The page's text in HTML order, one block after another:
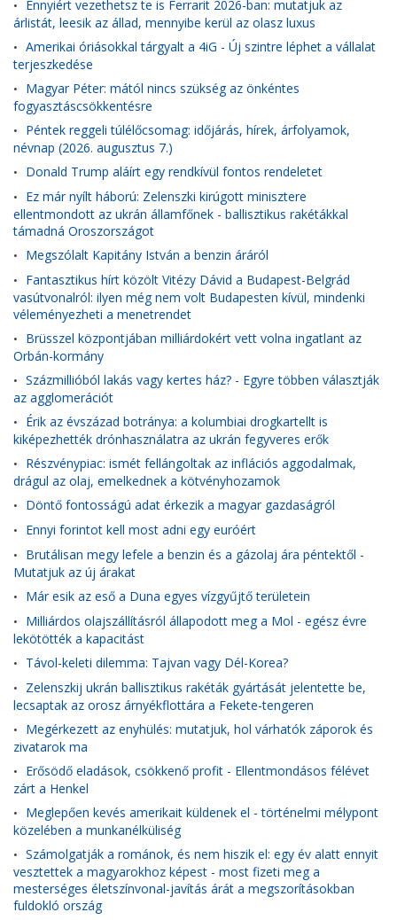
• Ennyiért vezethetsz te is Ferrarit 2026-ban: mutatjuk az
árlistát, leesik az állad, mennyibe kerül az olasz luxus
• Amerikai óriásokkal tárgyalt a 4iG - Új szintre léphet a vállalat
terjeszkedése
• Magyar Péter: mától nincs szükség az önkéntes
fogyasztáscsökkentésre
• Péntek reggeli túlélőcsomag: időjárás, hírek, árfolyamok,
névnap (2026. augusztus 7.)
• Donald Trump aláírt egy rendkívül fontos rendeletet
• Ez már nyílt háború: Zelenszki kirúgott minisztere
ellentmondott az ukrán államfőnek - ballisztikus rakétákkal
támadná Oroszországot
• Megszólalt Kapitány István a benzin áráról
• Fantasztikus hírt közölt Vitézy Dávid a Budapest-Belgrád
vasútvonalról: ilyen még nem volt Budapesten kívül, mindenki
véleményezheti a menetrendet
• Brüsszel központjában milliárdokért vett volna ingatlant az
Orbán-kormány
• Százmillióból lakás vagy kertes ház? - Egyre többen választják
az agglomerációt
• Érik az évszázad botránya: a kolumbiai drogkartellt is
kiképezhették drónhasználatra az ukrán fegyveres erők
• Részvénypiac: ismét fellángoltak az inflációs aggodalmak,
drágul az olaj, emelkednek a kötvényhozamok
• Döntő fontosságú adat érkezik a magyar gazdaságról
• Ennyi forintot kell most adni egy euróért
• Brutálisan megy lefele a benzin és a gázolaj ára péntektől -
Mutatjuk az új árakat
• Már esik az eső a Duna egyes vízgyűjtő területein
• Milliárdos olajszállításról állapodott meg a Mol - egész évre
lekötötték a kapacitást
• Távol-keleti dilemma: Tajvan vagy Dél-Korea?
• Zelenszkij ukrán ballisztikus rakéták gyártását jelentette be,
lecsaptak az orosz árnyékflottára a Fekete-tengeren
• Megérkezett az enyhülés: mutatjuk, hol várhatók záporok és
zivatarok ma
• Erősödő eladások, csökkenő profit - Ellentmondásos félévet
zárt a Henkel
• Meglepően kevés amerikait küldenek el - történelmi mélypont
közelében a munkanélküliség
• Számolgatják a románok, és nem hiszik el: egy év alatt ennyit
vesztettek a magyarokhoz képest - most fizeti meg a
mesterséges életszínvonal-javítás árát a megszorításokban
fuldokló ország